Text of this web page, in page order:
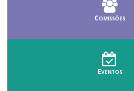
Comissões
Eventos